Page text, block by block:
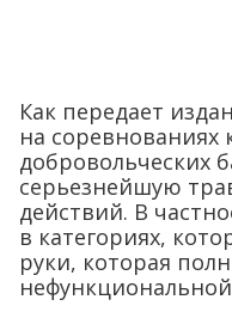
Как передает
на соревнованиях
добровольческих
серьезнейшую
действий. В
в категориях,
руки, которая